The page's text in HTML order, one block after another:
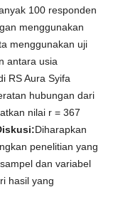
100 responden
menggunakan
menggunakan uji
antara usia
RS Aura Syifa
hubungan dari
nilai r = 367
Diharapkan
penelitian yang
dan variabel
hasil yang